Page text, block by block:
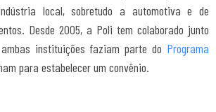
local, sobretudo a automotiva e de
Desde 2005, a Poli tem colaborado junto
instituições faziam parte do Programa
para estabelecer um convênio.